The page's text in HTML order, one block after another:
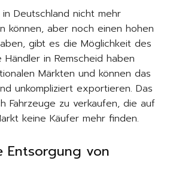
in Deutschland nicht mehr
können, aber noch einen hohen
gibt es die Möglichkeit des
in Remscheid haben
Märkten und können das
unkompliziert exportieren. Das
Fahrzeuge zu verkaufen, die auf
keine Käufer mehr finden.
Entsorgung von